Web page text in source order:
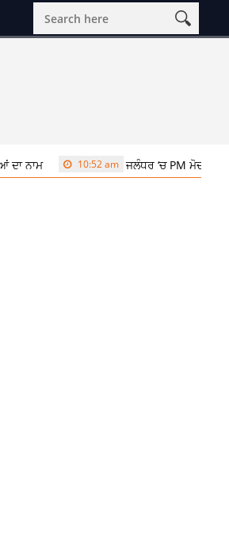
10:52 am ਜਲੰਧਰ ‘ਚ PM ਮੋਦੀ ਦੇ ਦੌਰੇ ਨੂੰ ਲੈ ਕੇ